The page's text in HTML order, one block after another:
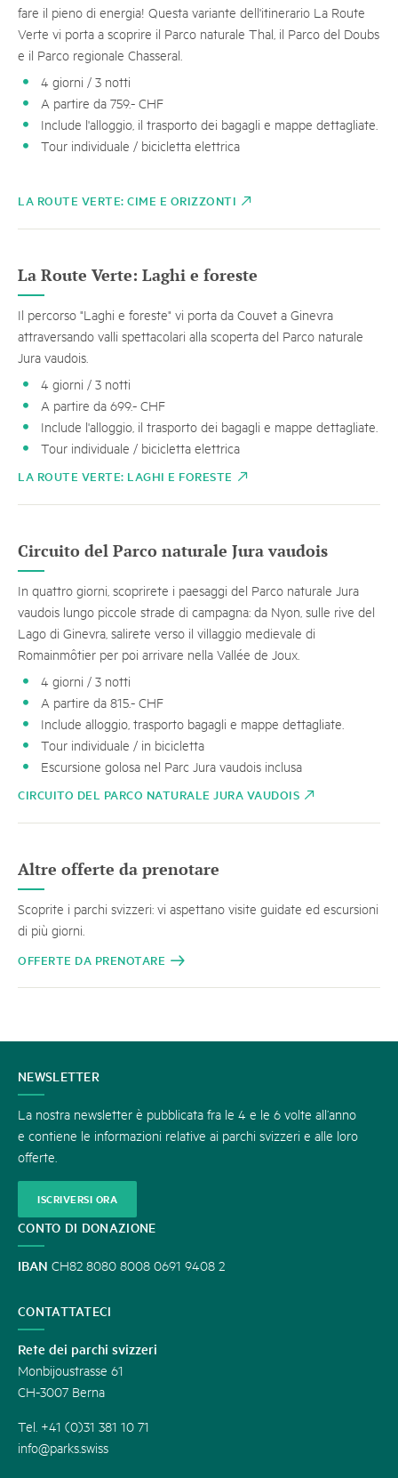
fare il pieno di energia! Questa variante dell'itinerario La Route
Verte vi porta a scoprire il Parco naturale Thal, il Parco del Doubs
e il Parco regionale Chasseral.
4 giorni / 3 notti
A partire da 759.- CHF
Include l'alloggio, il trasporto dei bagagli e mappe dettagliate.
Tour individuale / bicicletta elettrica
LA ROUTE VERTE: CIME E ORIZZONTI
La Route Verte: Laghi e foreste
Il percorso "Laghi e foreste" vi porta da Couvet a Ginevra
attraversando valli spettacolari alla scoperta del Parco naturale
Jura vaudois.
4 giorni / 3 notti
A partire da 699.- CHF
Include l'alloggio, il trasporto dei bagagli e mappe dettagliate.
Tour individuale / bicicletta elettrica
LA ROUTE VERTE: LAGHI E FORESTE
Circuito del Parco naturale Jura vaudois
In quattro giorni, scoprirete i paesaggi del Parco naturale Jura
vaudois lungo piccole strade di campagna: da Nyon, sulle rive del
Lago di Ginevra, salirete verso il villaggio medievale di
Romainmôtier per poi arrivare nella Vallée de Joux.
4 giorni / 3 notti
A partire da 815.- CHF
Include alloggio, trasporto bagagli e mappe dettagliate.
Tour individuale / in bicicletta
Escursione golosa nel Parc Jura vaudois inclusa
CIRCUITO DEL PARCO NATURALE JURA VAUDOIS
Altre offerte da prenotare
Scoprite i parchi svizzeri: vi aspettano visite guidate ed escursioni
di più giorni.
OFFERTE DA PRENOTARE
CONTATTATECI
NEWSLETTER
La nostra newsletter è pubblicata fra le 4 e le 6 volte all’anno
e contiene le informazioni relative ai parchi svizzeri e alle loro
offerte.
ISCRIVERSI ORA
CONTO DI DONAZIONE
IBAN CH82 8080 8008 0691 9408 2
CONTATTATECI
Rete dei parchi svizzeri
Monbijoustrasse 61
CH-3007 Berna
Tel. +41 (0)31 381 10 71
info@parks.swiss